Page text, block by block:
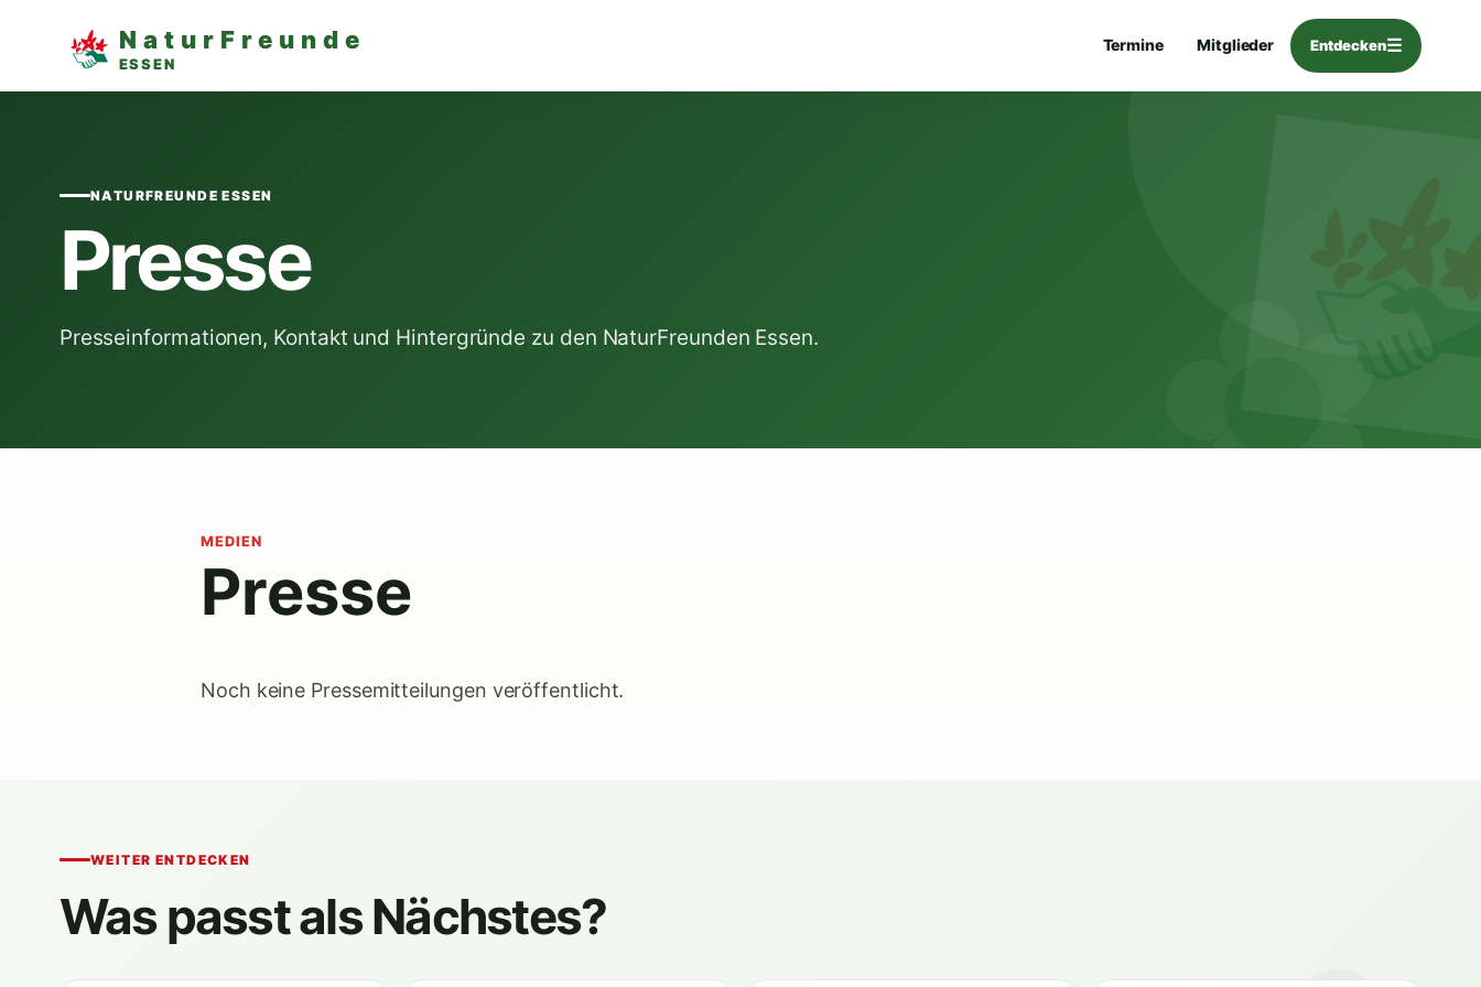
NaturFreunde
ESSEN
Termine Mitglieder Entdecken☰
NATURFREUNDE ESSEN
Presse
Presseinformationen, Kontakt und Hintergründe zu den NaturFreunden Essen.
MEDIEN
Presse
Noch keine Pressemitteilungen veröffentlicht.
WEITER ENTDECKEN
Was passt als Nächstes?